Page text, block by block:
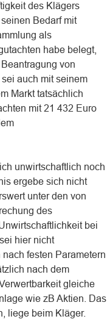
des Klägers
Bedarf mit
als
habe belegt,
von
auch mit seinem
Markt tatsächlich
mit 21 432 Euro
unwirtschaftlich noch
ergebe sich nicht
unter den von
des
bei
hier nicht
festen Parametern
nach dem
gleiche
wie zB Aktien. Das
liege beim Kläger.